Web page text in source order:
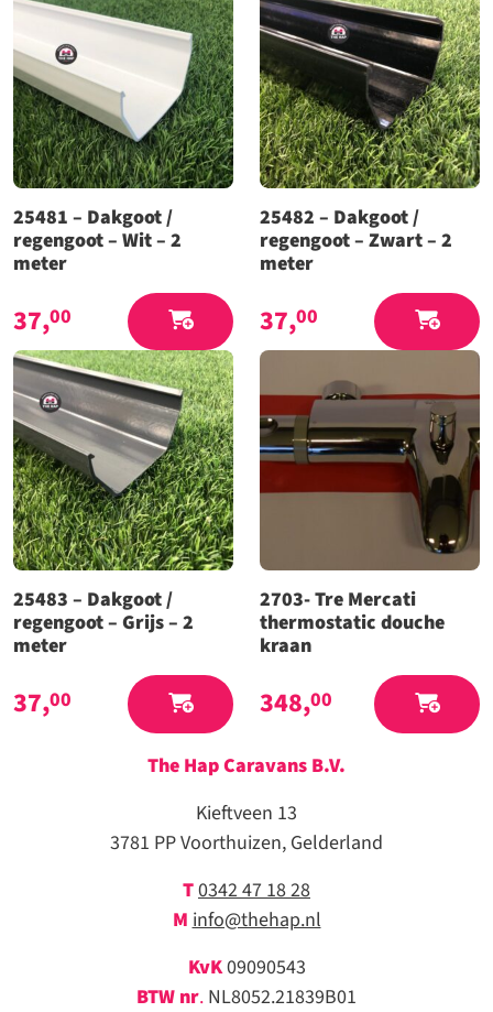
25481 – Dakgoot /
regengoot – Wit – 2
meter
37,00
25482 – Dakgoot /
regengoot – Zwart – 2
meter
37,00
25483 – Dakgoot /
regengoot – Grijs – 2
meter
37,00
2703- Tre Mercati
thermostatic douche
kraan
348,00
The Hap Caravans B.V.
Kieftveen 13
3781 PP Voorthuizen, Gelderland
T0342 47 18 28
M info@thehap.nl
KvK09090543
BTW nr. NL8052.21839B01